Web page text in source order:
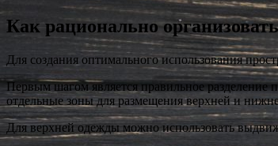
Как рационально
Для создания оптимального использования
Первым шагом является правильное разделение
отдельные зоны для размещения верхней и
Для верхней одежды можно использовать